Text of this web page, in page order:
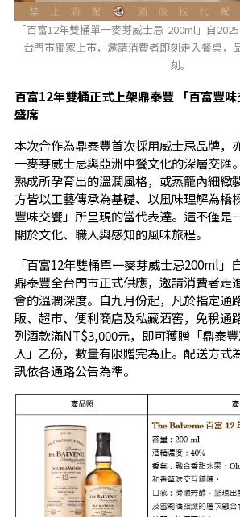
「百富12年雙桶單一麥芽威士忌-200ml」自
台門市獨家上市，邀請消費者即刻走入餐桌，
刻。
百富12年雙桶正式上架鼎泰豐 「百富豐味
盛席
本次合作為鼎泰豐首次採用威士忌品牌，
一麥芽威士忌與亞洲中餐文化的深層交匯
熟成所孕育出的溫潤風格，或蒸籠內細緻
方皆以工藝傳承為基礎、以風味理解為橋
豐味交饗」所呈現的當代表達。這不僅是
關於文化、職人與感知的風味旅程。
「百富12年雙桶單一麥芽威士忌200ml」
鼎泰豐全台門市正式供應，邀請消費者走
會的溫潤深度。自九月份起，凡於指定通
販、超市、便利商店及私藏酒窖，免稅通
列酒款滿NT$3,000元，即可獲贈「鼎泰
入」乙份，數量有限贈完為止。配送方式
訊依各通路公告為準。